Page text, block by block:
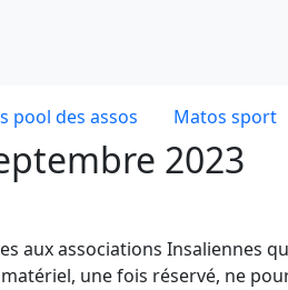
pool des assos Matos sport
2023
aux associations Insaliennes
matériel, une fois réservé, ne